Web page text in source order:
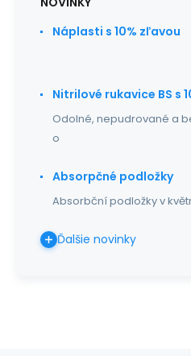
Náplasti s 10% zľavou
Nitrilové rukavice BS s
Odolné, nepudrované a
o
Absorpčné podložky
Absorbční podložky v
Ďalšie novinky